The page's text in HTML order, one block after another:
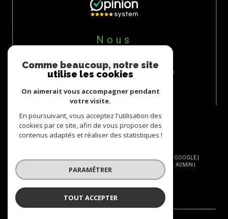
Nous
© 2026 | TOUS DROITS RÉSERVÉS | TRADUCTION POWERED BY GOOGLE |
MENTIONS LÉGALES
ADMIN
NOS LIENS
POLITIQUE RGPD
Comme beaucoup, notre site
utilise les cookies
On aimerait vous accompagner pendant
votre visite.
En poursuivant, vous acceptez l'utilisation des
cookies par ce site, afin de vous proposer des
contenus adaptés et réaliser des statistiques !
PARAMÉTRER
TOUT ACCEPTER